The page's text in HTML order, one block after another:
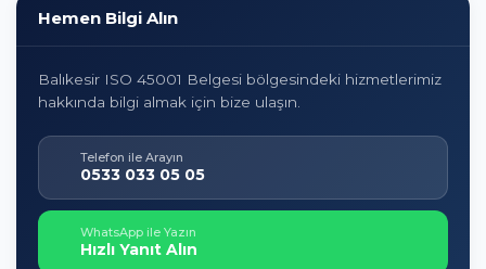
Hemen Bilgi Alın
Balıkesir ISO 45001 Belgesi bölgesindeki hizmetlerimiz
hakkında bilgi almak için bize ulaşın.
Telefon ile Arayın
0533 033 05 05
WhatsApp ile Yazın
Hızlı Yanıt Alın